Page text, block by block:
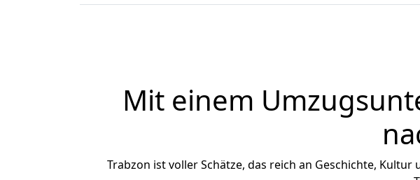
Mit einem
Trabzon ist voller Schätze, das reich an Geschichte,